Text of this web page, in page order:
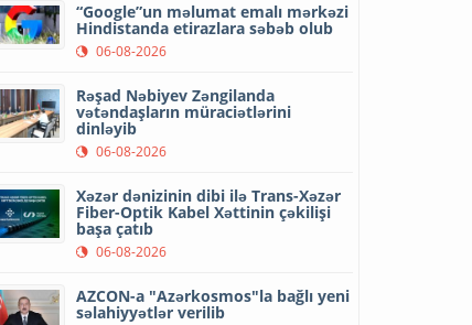
“Google”un məlumat emalı mərkəzi
Hindistanda etirazlara səbəb olub
06-08-2026
Rəşad Nəbiyev Zəngilanda
vətəndaşların müraciətlərini
dinləyib
06-08-2026
Xəzər dənizinin dibi ilə Trans-Xəzər
Fiber-Optik Kabel Xəttinin çəkilişi
başa çatıb
06-08-2026
AZCON-a "Azərkosmos"la bağlı yeni
səlahiyyətlər verilib